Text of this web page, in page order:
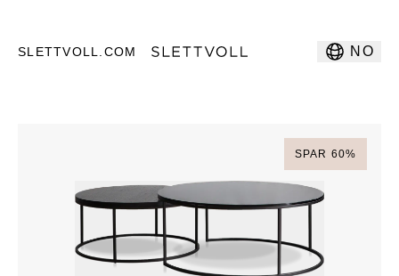
SLETTVOLL.COM NO
SPAR 60%